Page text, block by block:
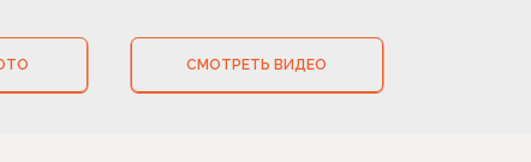
СМОТРЕТЬ ВИДЕО